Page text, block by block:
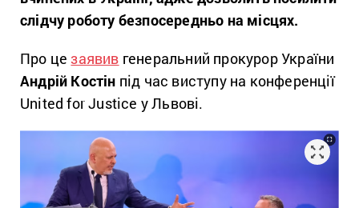
слідчу роботу безпосередньо на місцях.
Про цезаявив генеральний прокурор України
Андрій Костін під час виступу на конференції
United for Justice у Львові.